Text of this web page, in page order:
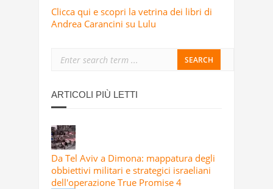
Clicca qui e scopri la vetrina dei libri di
Andrea Carancini su Lulu
ARTICOLI PIÙ LETTI
Da Tel Aviv a Dimona: mappatura degli
obbiettivi militari e strategici israeliani
dell'operazione True Promise 4